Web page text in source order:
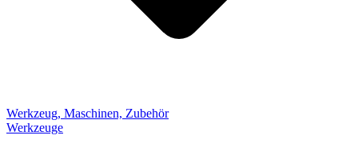
Werkzeug, Maschinen, Zubehör
Werkzeuge